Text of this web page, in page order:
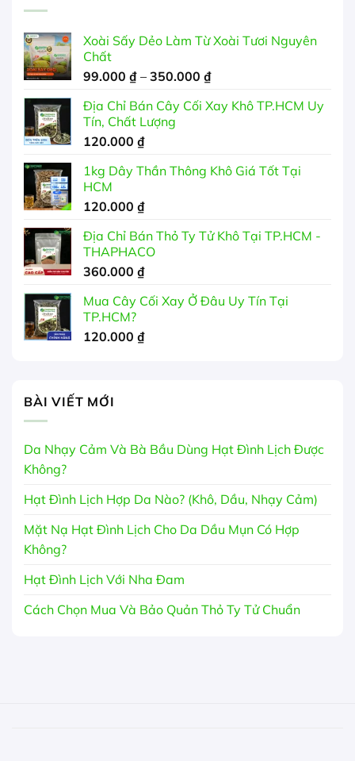
Xoài Sấy Dẻo Làm Từ Xoài Tươi Nguyên
Chất
99.000 ₫ – 350.000 ₫Khoảng
từ
Địa Chỉ Bán Cây Cối Xay Khô TP.HCM Uy
Tín, Chất Lượng
120.000 ₫
1kg Dây Thần Thông Khô Giá Tốt Tại
HCM
120.000 ₫
Địa Chỉ Bán Thỏ Ty Tử Khô Tại TP.HCM -
THAPHACO
360.000 ₫
Mua Cây Cối Xay Ở Đâu Uy Tín Tại
TP.HCM?
120.000 ₫
BÀI VIẾT MỚI
Da Nhạy Cảm Và Bà Bầu Dùng Hạt Đình Lịch Được
Không?
Hạt Đình Lịch Hợp Da Nào? (Khô, Dầu, Nhạy Cảm)
Mặt Nạ Hạt Đình Lịch Cho Da Dầu Mụn Có Hợp
Không?
Hạt Đình Lịch Với Nha Đam
Cách Chọn Mua Và Bảo Quản Thỏ Ty Tử Chuẩn